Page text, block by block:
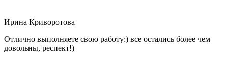
Ирина Криворотова
Отлично выполняете свою работу:) все остались более чем
довольны, респект!)